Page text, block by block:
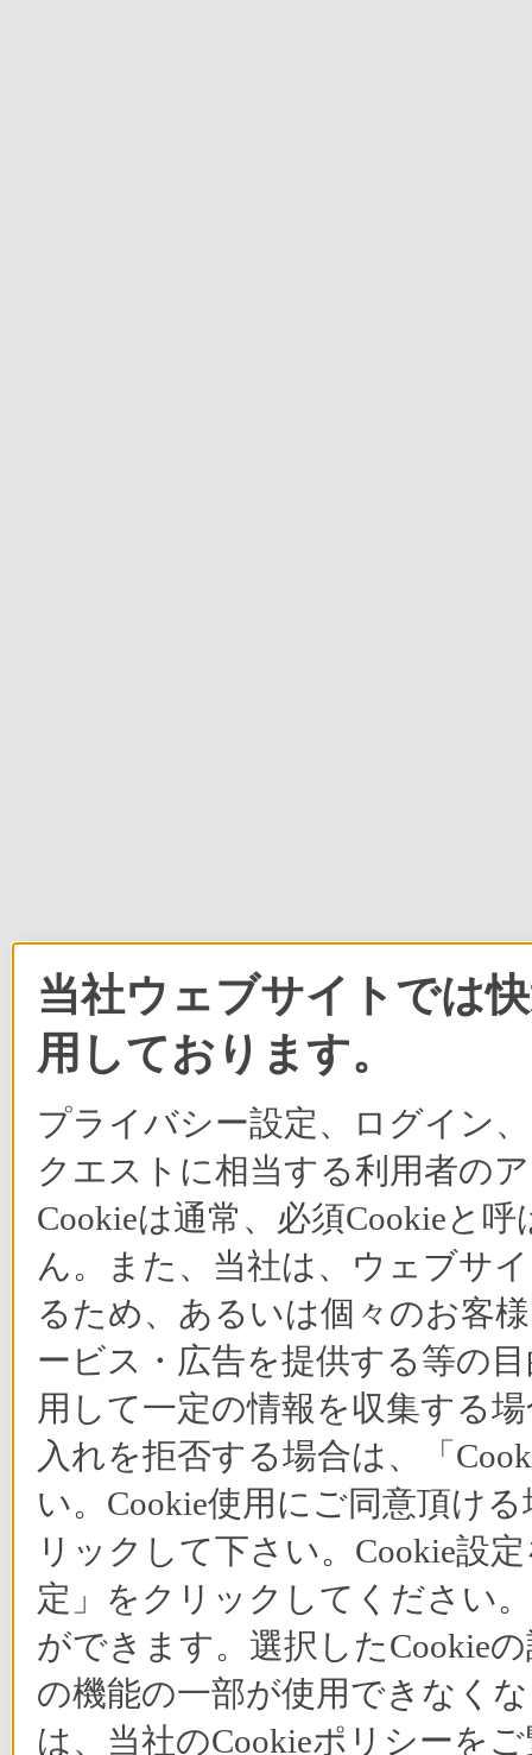
当社ウェブサイトでは
用しております。
プライバシー設定、ログイン
クエストに相当する利用者の
Cookieは通常、必須Cookieと
ん。また、当社は、ウェブサ
るため、あるいは個々のお客
ービス・広告を提供する等の
用して一定の情報を収集する
入れを拒否する場合は、「
い。Cookie使用にご同意頂け
リックして下さい。Cookie設
定」をクリックしてください
ができます。選択したCookie
の機能の一部が使用できなく
は、当社のCookieポリシーを